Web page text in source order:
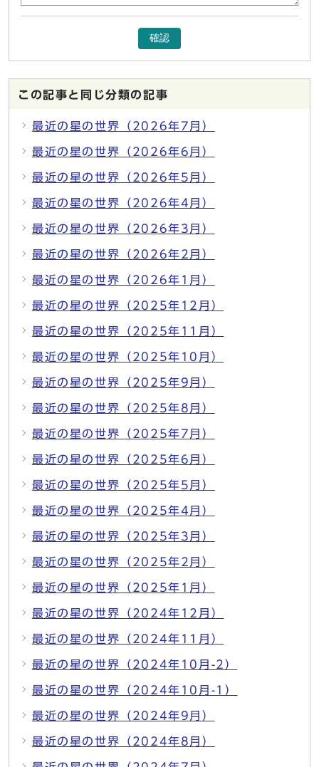
確認
この記事と同じ分類の記事
最近の星の世界（2026年7月）
最近の星の世界（2026年6月）
最近の星の世界（2026年5月）
最近の星の世界（2026年4月）
最近の星の世界（2026年3月）
最近の星の世界（2026年2月）
最近の星の世界（2026年1月）
最近の星の世界（2025年12月）
最近の星の世界（2025年11月）
最近の星の世界（2025年10月）
最近の星の世界（2025年9月）
最近の星の世界（2025年8月）
最近の星の世界（2025年7月）
最近の星の世界（2025年6月）
最近の星の世界（2025年5月）
最近の星の世界（2025年4月）
最近の星の世界（2025年3月）
最近の星の世界（2025年2月）
最近の星の世界（2025年1月）
最近の星の世界（2024年12月）
最近の星の世界（2024年11月）
最近の星の世界（2024年10月-2）
最近の星の世界（2024年10月-1）
最近の星の世界（2024年9月）
最近の星の世界（2024年8月）